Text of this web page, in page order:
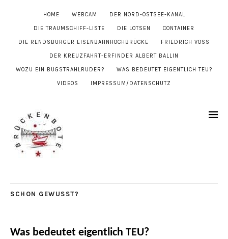
HOME WEBCAM DER NORD-OSTSEE-KANAL
DIE TRAUMSCHIFF-LISTE DIE LOTSEN CONTAINER
DIE RENDSBURGER EISENBAHNHOCHBRÜCKE FRIEDRICH VOSS
DER KREUZFAHRT-ERFINDER ALBERT BALLIN
WOZU EIN BUGSTRAHLRUDER? WAS BEDEUTET EIGENTLICH TEU?
VIDEOS IMPRESSUM/DATENSCHUTZ
SCHON GEWUSST?
Was bedeutet eigentlich TEU?